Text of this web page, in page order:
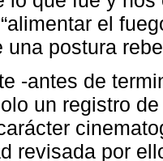
el
una postura
-antes de
un registro
revisada por